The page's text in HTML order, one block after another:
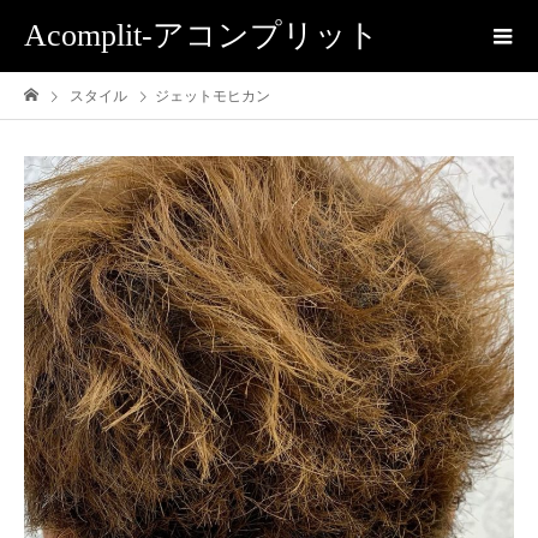
Acomplit-アコンプリット
スタイル ジェットモヒカン